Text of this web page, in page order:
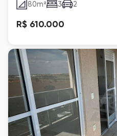
80m² 3 2
R$ 610.000